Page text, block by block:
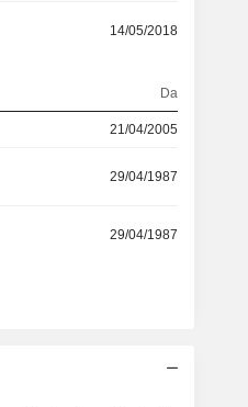
14/05/2018
Da
21/04/2005
29/04/1987
29/04/1987